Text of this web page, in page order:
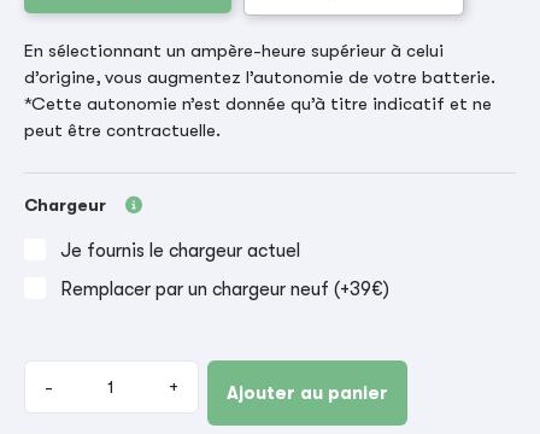
En sélectionnant un ampère-heure supérieur à celui
d’origine, vous augmentez l’autonomie de votre batterie.
*Cette autonomie n’est donnée qu’à titre indicatif et ne
peut être contractuelle.
Chargeur
Je fournis le chargeur actuel
Remplacer par un chargeur neuf (+39€)
- + Ajouter au panier